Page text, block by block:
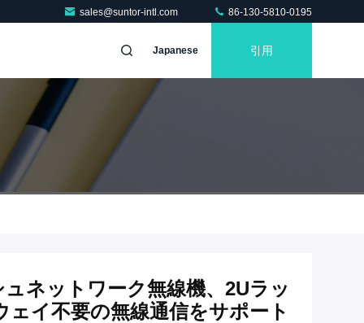
sales@suntor-intl.com 86-130-5810-0195
Japanese 引用
ネットワーク無線機、2Uラッ
イ不要の無線通信をサポート